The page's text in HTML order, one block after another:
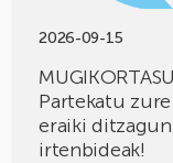
2026-09-15
Partekatu
eraiki ditzagun
irtenbideak!
irtenbideak!